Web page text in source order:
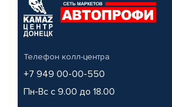
Телефон колл-центра
+7 949 00-00-550
Пн-Вс с 9.00 до 18.00